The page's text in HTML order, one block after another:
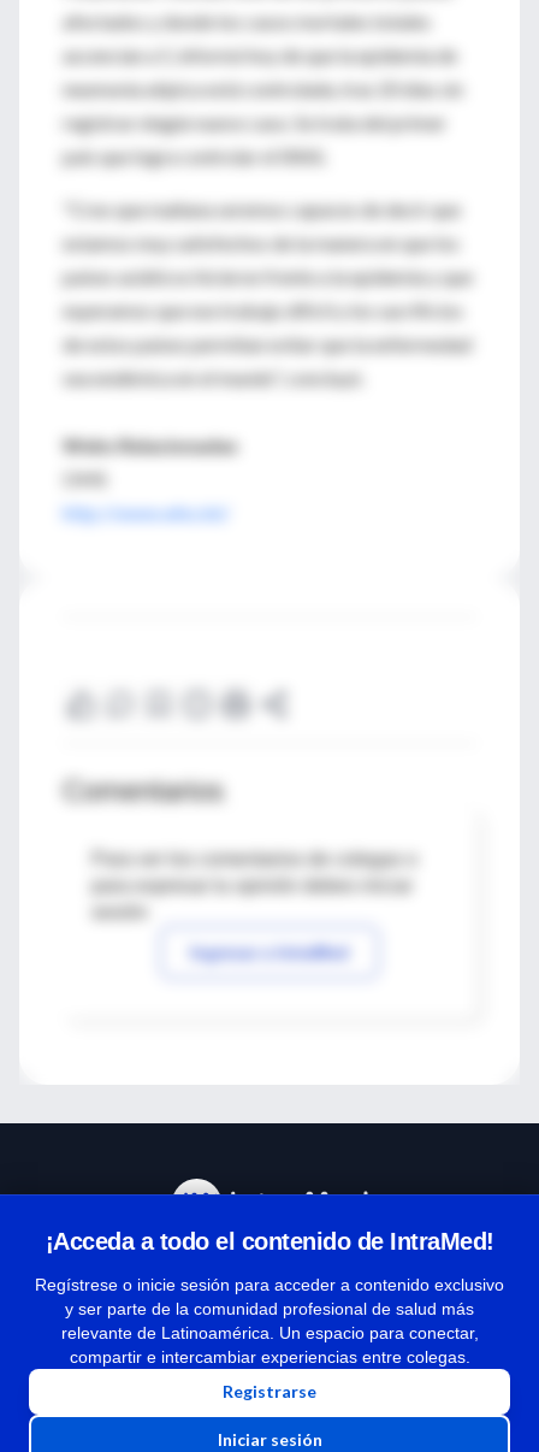
afectados y donde los casos mortales totales
ascencían a 5, informó hoy de que la epidemia de
neumonía atípica está controlada, tras 20 días sin
registrar ningún nuevo caso. Se trata del primer
país que logra controlar el SRAS.
"Creo que mañana seremos capaces de decir que
estamos muy satisfechos de la manera en que los
países asiáticos hicieron frente a la epidemia y que
esperamos que ese trabajo difícil y los sacrificios
de estos países permitan evitar que la enfermedad
sea endémica en el mundo", concluyó.
Webs Relacionadas
OMS
http://www.who.int/
Comentarios
Para ver los comentarios de colegas o
Ingresar a IntraMed
¡Acceda a todo el contenido de IntraMed!
Regístrese o inicie sesión para acceder a contenido exclusivo
y ser parte de la comunidad profesional de salud más
relevante de Latinoamérica. Un espacio para conectar,
compartir e intercambiar experiencias entre colegas.
Registrarse
Iniciar sesión
Términos y condiciones
| Políticas de privacidad
| Todos los derechos reservados | Copyright 1997-2026